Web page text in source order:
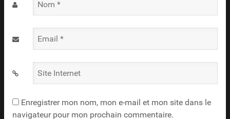
Nom
Email
Site
Internet
Enregistrer mon nom, mon e-mail et mon site dans le
navigateur pour mon prochain commentaire.